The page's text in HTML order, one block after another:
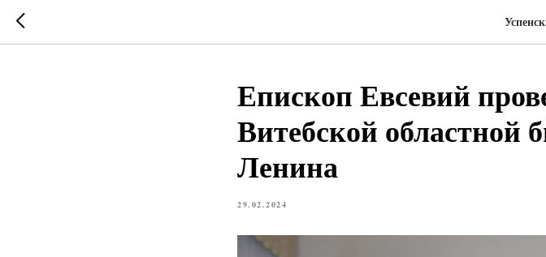
Епископ Евсевий
Витебской областной
Ленина
29.02.2024